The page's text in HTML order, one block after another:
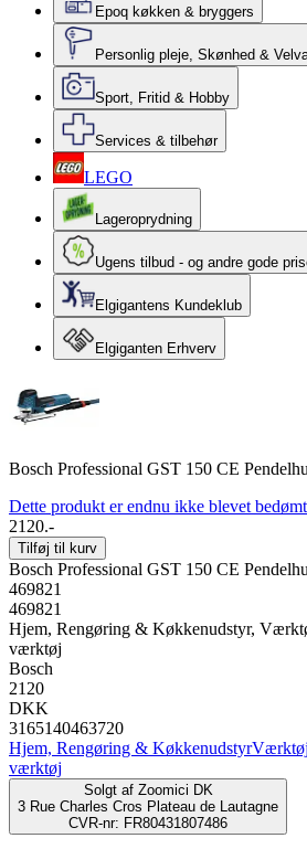
Epoq køkken & bryggers
Personlig pleje, Skønhed &
Sport, Fritid & Hobby
Services & tilbehør
LEGO
Lageroprydning
Ugens tilbud - og andre gode
Elgigantens Kundeklub
Elgiganten Erhverv
Bosch Professional GST 150 CE
Dette produkt er endnu ikke blevet
2120.-
Tilføj til kurv
Bosch Professional GST 150 CE
469821
469821
Hjem, Rengøring & Køkkenudstyr,
værktøj
Bosch
2120
DKK
3165140463720
Hjem, Rengøring & Køkkenudstyr
værktøj
Solgt af Zoomici DK
3 Rue Charles Cros Plateau de Lautagne
CVR-nr: FR80431807486